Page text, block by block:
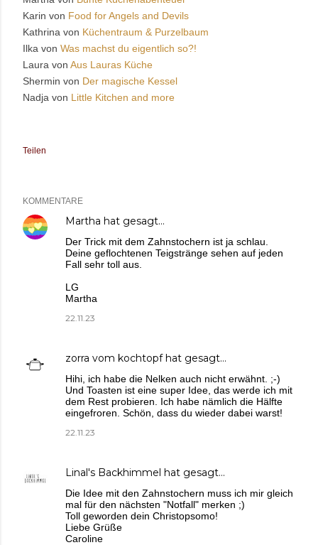
Karin von Food for Angels and Devils
Kathrina von Küchentraum & Purzelbaum
Ilka von Was machst du eigentlich so?!
Laura von Aus Lauras Küche
Shermin von Der magische Kessel
Nadja von Little Kitchen and more
Teilen
KOMMENTARE
Martha hat gesagt…
Der Trick mit dem Zahnstochern ist ja schlau.
Deine geflochtenen Teigstränge sehen auf jeden
Fall sehr toll aus.
LG
Martha
22.11.23
zorra vom kochtopfhat gesagt…
Hihi, ich habe die Nelken auch nicht erwähnt. ;-)
Und Toasten ist eine super Idee, das werde ich mit
dem Rest probieren. Ich habe nämlich die Hälfte
eingefroren. Schön, dass du wieder dabei warst!
22.11.23
Linal's Backhimmel hat gesagt…
Die Idee mit den Zahnstochern muss ich mir gleich
mal für den nächsten "Notfall" merken ;)
Toll geworden dein Christopsomo!
Liebe Grüße
Caroline